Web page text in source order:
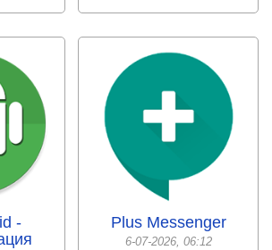
-
Plus Messenger
6-07-2026, 06:12